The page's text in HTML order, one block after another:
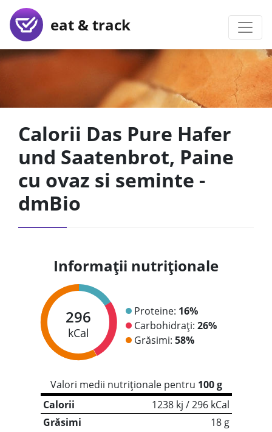
eat & track
Calorii Das Pure Hafer
und Saatenbrot, Paine
cu ovaz si seminte -
dmBio
Informații nutriționale
296
kCal
Proteine: 16%
Carbohidrați: 26%
Grăsimi: 58%
Valori medii nutriționale pentru 100 g
Calorii
1238 kj / 296 kCal
Grăsimi
18 g